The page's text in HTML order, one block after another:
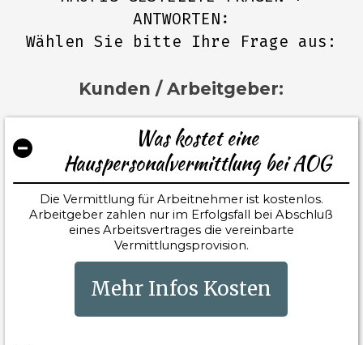
ANTWORTEN:
Wählen Sie bitte Ihre Frage aus:
Kunden / Arbeitgeber:
Was kostet eine
Hauspersonalvermittlung bei AOG
Die Vermittlung für Arbeitnehmer ist kostenlos.
Arbeitgeber zahlen nur im Erfolgsfall bei Abschluß
eines Arbeitsvertrages die vereinbarte
Vermittlungsprovision.
Mehr Infos Kosten